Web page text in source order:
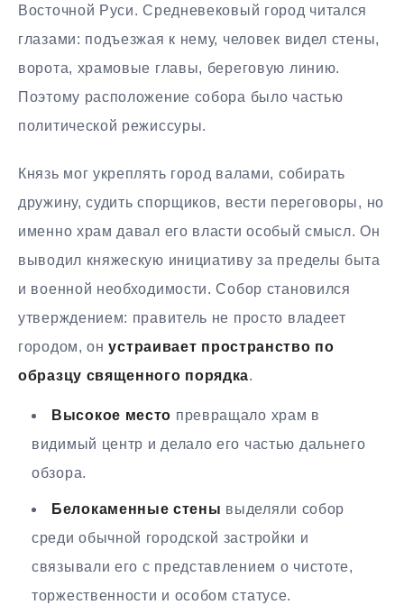
Восточной Руси. Средневековый город читался
глазами: подъезжая к нему, человек видел стены,
ворота, храмовые главы, береговую линию.
Поэтому расположение собора было частью
политической режиссуры.
Князь мог укреплять город валами, собирать
дружину, судить спорщиков, вести переговоры, но
именно храм давал его власти особый смысл. Он
выводил княжескую инициативу за пределы быта
и военной необходимости. Собор становился
утверждением: правитель не просто владеет
городом, онустраивает пространство по
образцу священного порядка.
Высокое место превращало храм в
видимый центр и делало его частью дальнего
обзора.
Белокаменные стены выделяли собор
среди обычной городской застройки и
связывали его с представлением о чистоте,
торжественности и особом статусе.